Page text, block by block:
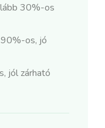
30%-os
90%-os, jó
jól zárható